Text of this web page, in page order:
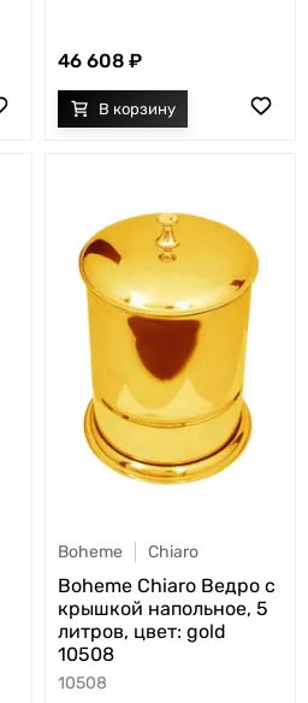
46 608
Boheme Chiaro
Boheme Chiaro Ведро с
крышкой напольное, 5
литров, цвет: gold
10508
10508